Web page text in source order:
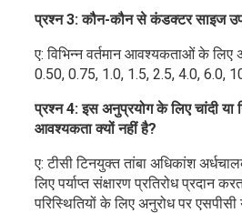
प्रश्न 3: कौन-कौन से कंडक्टर साइज
ए: विभिन्न वर्तमान आवश्यकताओं के लिए
0.50, 0.75, 1.0, 1.5, 2.5, 4.0, 6.0,
प्रश्न 4: इस अनुप्रयोग के लिए चांदी या
आवश्यकता क्यों नहीं है?
ए: टीसी टिनयुक्त तांबा अधिकांश
लिए पर्याप्त संक्षारण प्रतिरोध प्रदान
परिस्थितियों के लिए अनुरोध पर